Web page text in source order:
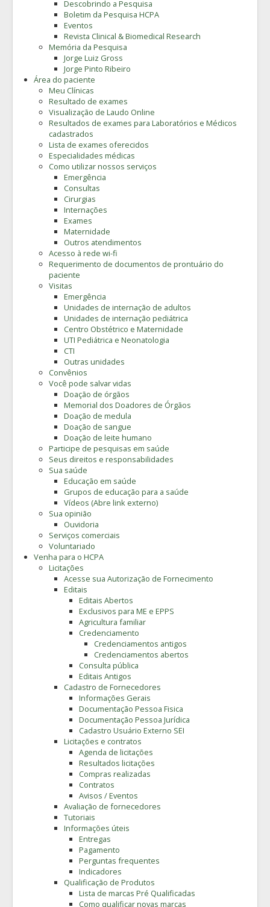
Descobrindo a Pesquisa
Boletim da Pesquisa HCPA
Eventos
Revista Clinical & Biomedical Research
Memória da Pesquisa
Jorge Luiz Gross
Jorge Pinto Ribeiro
Área do paciente
Meu Clínicas
Resultado de exames
Visualização de Laudo Online
Resultados de exames para Laboratórios e Médicos
cadastrados
Lista de exames oferecidos
Especialidades médicas
Como utilizar nossos serviços
Emergência
Consultas
Cirurgias
Internações
Exames
Maternidade
Outros atendimentos
Acesso à rede wi-fi
Requerimento de documentos de prontuário do
paciente
Visitas
Emergência
Unidades de internação de adultos
Unidades de internação pediátrica
Centro Obstétrico e Maternidade
UTI Pediátrica e Neonatologia
CTI
Outras unidades
Convênios
Você pode salvar vidas
Doação de órgãos
Memorial dos Doadores de Órgãos
Doação de medula
Doação de sangue
Doação de leite humano
Participe de pesquisas em saúde
Seus direitos e responsabilidades
Sua saúde
Educação em saúde
Grupos de educação para a saúde
Vídeos (Abre link externo)
Sua opinião
Ouvidoria
Serviços comerciais
Voluntariado
Venha para o HCPA
Licitações
Acesse sua Autorização de Fornecimento
Editais
Editais Abertos
Exclusivos para ME e EPPS
Agricultura familiar
Credenciamento
Credenciamentos antigos
Credenciamentos abertos
Consulta pública
Editais Antigos
Cadastro de Fornecedores
Informações Gerais
Documentação Pessoa Fisica
Documentação Pessoa Jurídica
Cadastro Usuário Externo SEI
Licitações e contratos
Agenda de licitações
Resultados licitações
Compras realizadas
Contratos
Avisos / Eventos
Avaliação de fornecedores
Tutoriais
Informações úteis
Entregas
Pagamento
Perguntas frequentes
Indicadores
Qualificação de Produtos
Lista de marcas Pré Qualificadas
Como qualificar novas marcas